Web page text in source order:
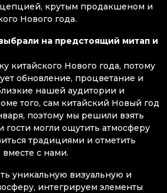
крутым продакшеном и
Нового года.
на предстоящий митап и
китайского Нового года, потому
обновление, процветание и
нашей аудитории и
того, сам китайский Новый год
поэтому мы решили взять
гости могли ощутить атмосферу
традициями и отметить
вместе с нами.
уникальную визуальную и
интегрируем элементы